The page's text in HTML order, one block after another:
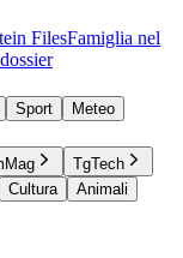
FilesFamiglia nel
Sport
Meteo
TgTech
Cultura
Animali